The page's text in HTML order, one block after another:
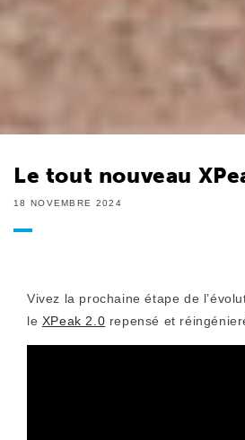
Le tout nouveau
18 NOVEMBRE 2024
Vivez la prochaine étape de
le XPeak 2.0 repensé et